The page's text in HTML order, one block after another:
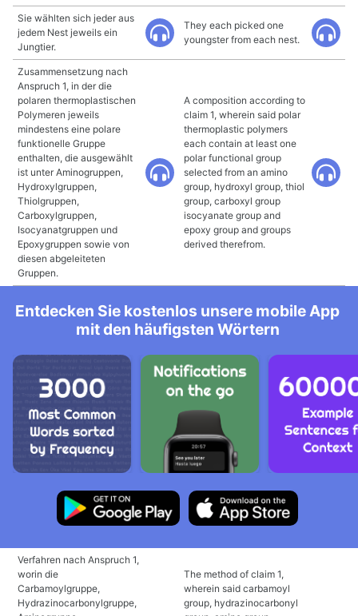
Sie wählten sich jeder aus
jedem Nest jeweils ein
Jungtier.
They each picked one
youngster from each nest.
Zusammensetzung nach
Anspruch 1, in der die
polaren thermoplastischen
Polymeren jeweils
mindestens eine polare
funktionelle Gruppe
enthalten, die ausgewählt
ist unter Aminogruppen,
Hydroxylgruppen,
Thiolgruppen,
Carboxylgruppen,
Isocyanatgruppen und
Epoxygruppen sowie von
diesen abgeleiteten
Gruppen.
A composition according to
claim 1, wherein said polar
thermoplastic polymers
each contain at least one
polar functional group
selected from an amino
group, hydroxyl group, thiol
group, carboxyl group
isocyanate group and
epoxy group and groups
derived therefrom.
Entdecken Sie kostenlos unsere mobile App
mit den häufigsten Wörtern
Verfahren nach Anspruch 1,
worin die
Carbamoylgruppe,
Hydrazinocarbonylgruppe,
The method of claim 1,
wherein said carbamoyl
group, hydrazinocarbonyl